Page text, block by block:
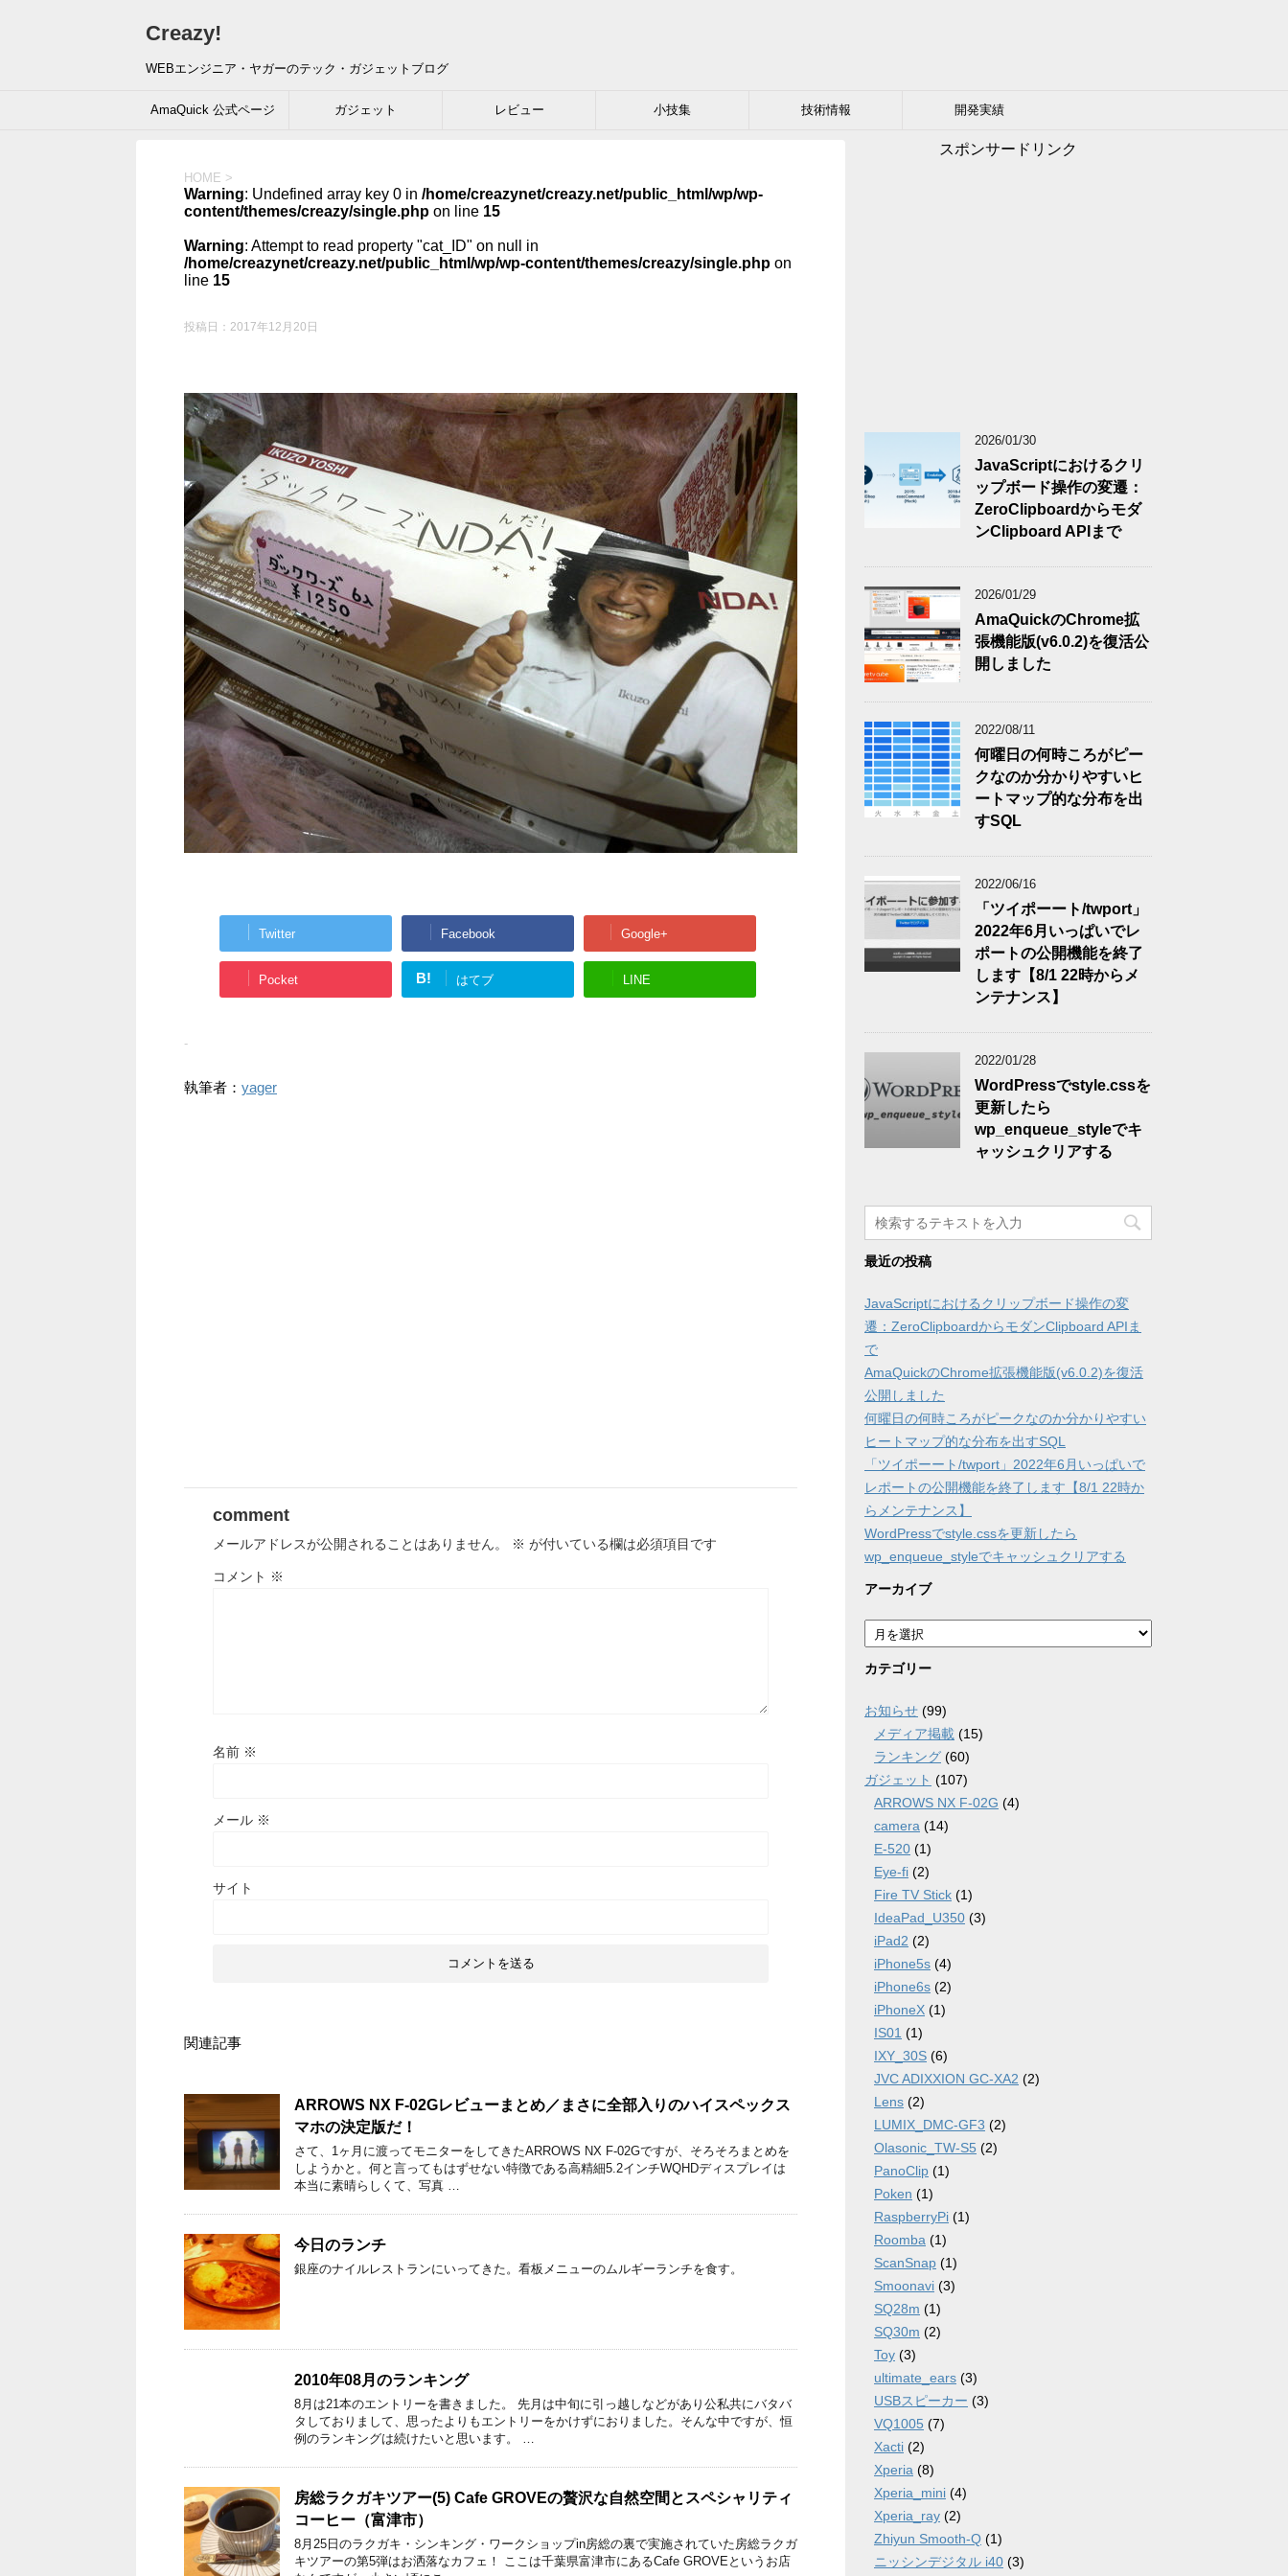
Creazy!
WEBエンジニア・ヤガーのテック・ガジェットブログ
AmaQuick 公式ページ ガジェット レビュー 小技集 技術情報 開発実績
HOME >
Warning: Undefined array key 0 in /home/creazynet/creazy.net/public_html/wp/wp-
content/themes/creazy/single.php on line 15
Warning: Attempt to read property "cat_ID" on null in
/home/creazynet/creazy.net/public_html/wp/wp-content/themes/creazy/single.php on
line 15
投稿日： 2017年12月20日
Twitter Facebook Google+
Pocket B! はてブ LINE
-
執筆者： yager
comment
メールアドレスが公開されることはありません。 ※ が付いている欄は必須項目です
コメント ※
名前 ※
メール ※
サイト
関連記事
ARROWS NX F-02Gレビューまとめ／まさに全部入りのハイスペックス
マホの決定版だ！
さて、1ヶ月に渡ってモニターをしてきたARROWS NX F-02Gですが、そろそろまとめを
しようかと。何と言ってもはずせない特徴である高精細5.2インチWQHDディスプレイは
本当に素晴らしくて、写真 …
今日のランチ
銀座のナイルレストランにいってきた。看板メニューのムルギーランチを食す。
2010年08月のランキング
8月は21本のエントリーを書きました。 先月は中旬に引っ越しなどがあり公私共にバタバ
タしておりまして、思ったよりもエントリーをかけずにおりました。そんな中ですが、恒
例のランキングは続けたいと思います。 …
房総ラクガキツアー(5) Cafe GROVEの贅沢な自然空間とスペシャリティ
コーヒー（富津市）
8月25日のラクガキ・シンキング・ワークショップin房総の裏で実施されていた房総ラクガ
キツアーの第5弾はお洒落なカフェ！ ここは千葉県富津市にあるCafe GROVEというお店
スポンサードリンク
2026/01/30
JavaScriptにおけるクリ
ップボード操作の変遷：
ZeroClipboardからモダ
ンClipboard APIまで
2026/01/29
AmaQuickのChrome拡
張機能版(v6.0.2)を復活公
開しました
2022/08/11
何曜日の何時ころがピー
クなのか分かりやすいヒ
ートマップ的な分布を出
すSQL
2022/06/16
「ツイポーート/twport」
2022年6月いっぱいでレ
ポートの公開機能を終了
します【8/1 22時からメ
ンテナンス】
2022/01/28
WordPressでstyle.cssを
更新したら
wp_enqueue_styleでキ
ャッシュクリアする
最近の投稿
JavaScriptにおけるクリップボード操作の変
遷：ZeroClipboardからモダンClipboard APIま
で
AmaQuickのChrome拡張機能版(v6.0.2)を復活
公開しました
何曜日の何時ころがピークなのか分かりやすい
ヒートマップ的な分布を出すSQL
「ツイポーート/twport」2022年6月いっぱいで
レポートの公開機能を終了します【8/1 22時か
らメンテナンス】
WordPressでstyle.cssを更新したら
wp_enqueue_styleでキャッシュクリアする
アーカイブ
ア
ー
カ
ブ
カテゴリー
お知らせ (99)
メディア掲載 (15)
ランキング (60)
ガジェット (107)
ARROWS NX F-02G (4)
camera (14)
E-520 (1)
Eye-fi (2)
Fire TV Stick (1)
IdeaPad_U350 (3)
iPad2 (2)
iPhone5s (4)
iPhone6s (2)
iPhoneX (1)
IS01 (1)
IXY_30S (6)
JVC ADIXXION GC-XA2 (2)
Lens (2)
LUMIX_DMC-GF3 (2)
Olasonic_TW-S5 (2)
PanoClip (1)
Poken (1)
RaspberryPi (1)
Roomba (1)
ScanSnap (1)
Smoonavi (3)
SQ28m (1)
SQ30m (2)
Toy (3)
ultimate_ears (3)
USBスピーカー (3)
VQ1005 (7)
Xacti (2)
Xperia (8)
Xperia_mini (4)
Xperia_ray (2)
Zhiyun Smooth-Q (1)
ニッシンデジタル i40 (3)